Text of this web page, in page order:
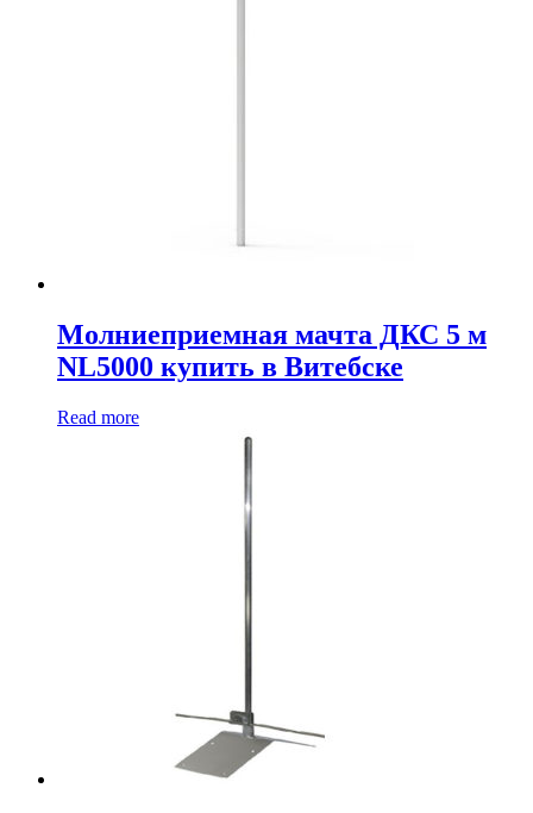
Молниеприемная мачта ДКС 5 м
NL5000 купить в Витебске
Read more